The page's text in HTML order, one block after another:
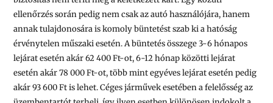
ellenőrzés során pedig nem csak az autó használójára, hanem
annak tulajdonosára is komoly büntetést szab ki a hatóság
érvénytelen műszaki esetén. A büntetés összege 3-6 hónapos
lejárat esetén akár 62 400 Ft-ot, 6-12 hónap közötti lejárat
esetén akár 78 000 Ft-ot, több mint egyéves lejárat esetén pedig
akár 93 600 Ft is lehet. Céges járművek esetében a felelősség az